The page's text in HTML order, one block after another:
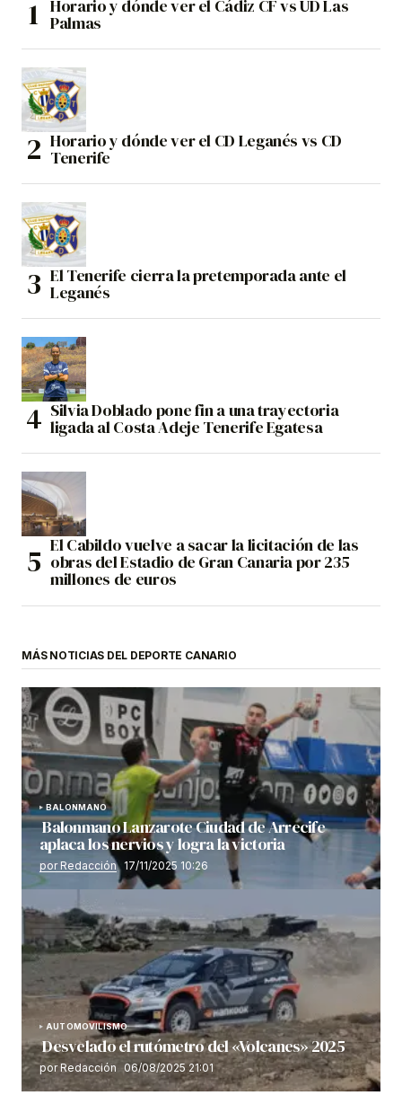
Horario y dónde ver el Cádiz CF vs UD Las
Palmas
Horario y dónde ver el CD Leganés vs CD
Tenerife
El Tenerife cierra la pretemporada ante el
Leganés
Silvia Doblado pone fin a una trayectoria
ligada al Costa Adeje Tenerife Egatesa
El Cabildo vuelve a sacar la licitación de las
obras del Estadio de Gran Canaria por 235
millones de euros
MÁS NOTICIAS DEL DEPORTE CANARIO
BALONMANO
Balonmano Lanzarote Ciudad de Arrecife
aplaca los nervios y logra la victoria
por Redacción 17/11/2025 10:26
AUTOMOVILISMO
Desvelado el rutómetro del «Volcanes» 2025
por Redacción 06/08/2025 21:01